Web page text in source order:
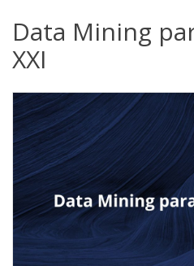
Data Mining
XXI